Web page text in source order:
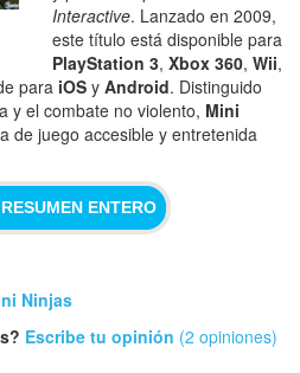
Interactive. Lanzado en 2009,
este título está disponible para
PlayStation 3,Xbox 360,Wii,
para iOS yAndroid. Distinguido
y el combate no violento, Mini
de juego accesible y entretenida
ENTERO
Ninjas
Escribe tu opinión (2 opiniones)